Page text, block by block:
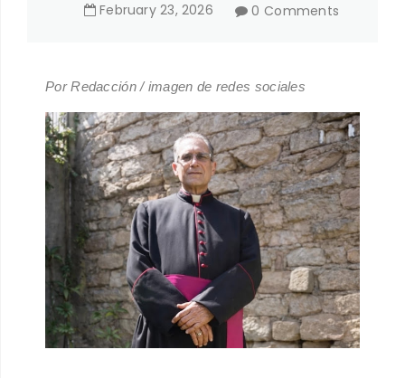
February 23, 2026 0 Comments
Por Redacción / imagen de redes sociales